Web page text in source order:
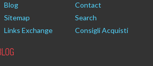
Blog
Contact
Sitemap
Search
Links Exchange Consigli Acquisti